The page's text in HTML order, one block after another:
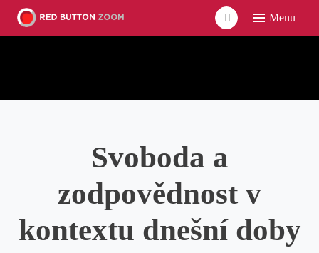
Menu
Svoboda a
zodpovědnost v
kontextu dnešní doby